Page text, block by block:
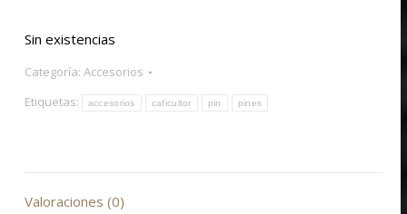
Sin existencias
Categoría: Accesorios
Etiquetas:
accesorios caficultor pin pines
Valoraciones (0)